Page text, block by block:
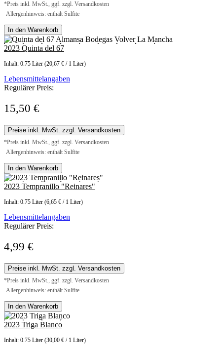
*Preis inkl. MwSt., ggf. zzgl. Versandkosten
Allergenhinweis: enthält Sulfite
In den Warenkorb
2023 Quinta del 67
Inhalt: 0.75 Liter (20,67 € / 1 Liter)
Lebensmittelangaben
Regulärer Preis:
15,50 €
Preise inkl. MwSt. zzgl. Versandkosten
*Preis inkl. MwSt., ggf. zzgl. Versandkosten
Allergenhinweis: enthält Sulfite
In den Warenkorb
2023 Tempranillo "Reinares"
Inhalt: 0.75 Liter (6,65 € / 1 Liter)
Lebensmittelangaben
Regulärer Preis:
4,99 €
Preise inkl. MwSt. zzgl. Versandkosten
*Preis inkl. MwSt., ggf. zzgl. Versandkosten
Allergenhinweis: enthält Sulfite
In den Warenkorb
2023 Triga Blanco
Inhalt: 0.75 Liter (30,00 € / 1 Liter)